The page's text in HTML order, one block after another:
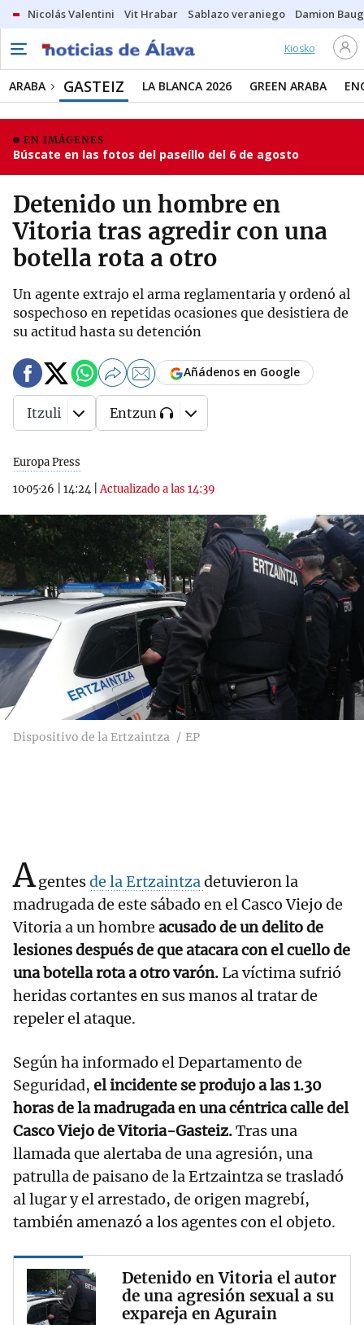
Nicolás Valentini Vit Hrabar Sablazo veraniego Damion
Kiosko
ARABA GASTEIZ LA BLANCA 2026 GREEN ARABA
EN IMÁGENES
Búscate en las fotos del paseíllo del 6 de agosto
Detenido un hombre en
Vitoria tras agredir con una
botella rota a otro
Un agente extrajo el arma reglamentaria y ordenó al
sospechoso en repetidas ocasiones que desistiera de
su actitud hasta su detención
Europa Press
10·05·26
14:24 |Actualizado a las 14:39
Añádenos en Google
Itzuli Entzun
Dispositivo de la Ertzaintza EP
Agentesde la Ertzaintzadetuvieron la
madrugada de este sábado en el Casco Viejo de
Vitoria a un hombre acusado de un delito de
lesiones después de que atacara con el cuello de
una botella rota a otro varón.La víctima sufrió
heridas cortantes en sus manos al tratar de
repeler el ataque.
Según ha informado el Departamento de
Seguridad, el incidente se produjo a las 1.30
horas de la madrugada en una céntrica calle del
Casco Viejo de Vitoria-Gasteiz.Tras una
llamada que alertaba de una agresión, una
patrulla de paisano de la Ertzaintza se trasladó
al lugar y el arrestado, de origen magrebí,
también amenazó a los agentes con el objeto.
Detenido en Vitoria el autor
de una agresión sexual a su
expareja en Agurain